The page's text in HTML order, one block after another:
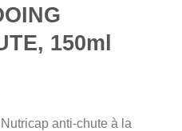
150ml
anti-chute à la